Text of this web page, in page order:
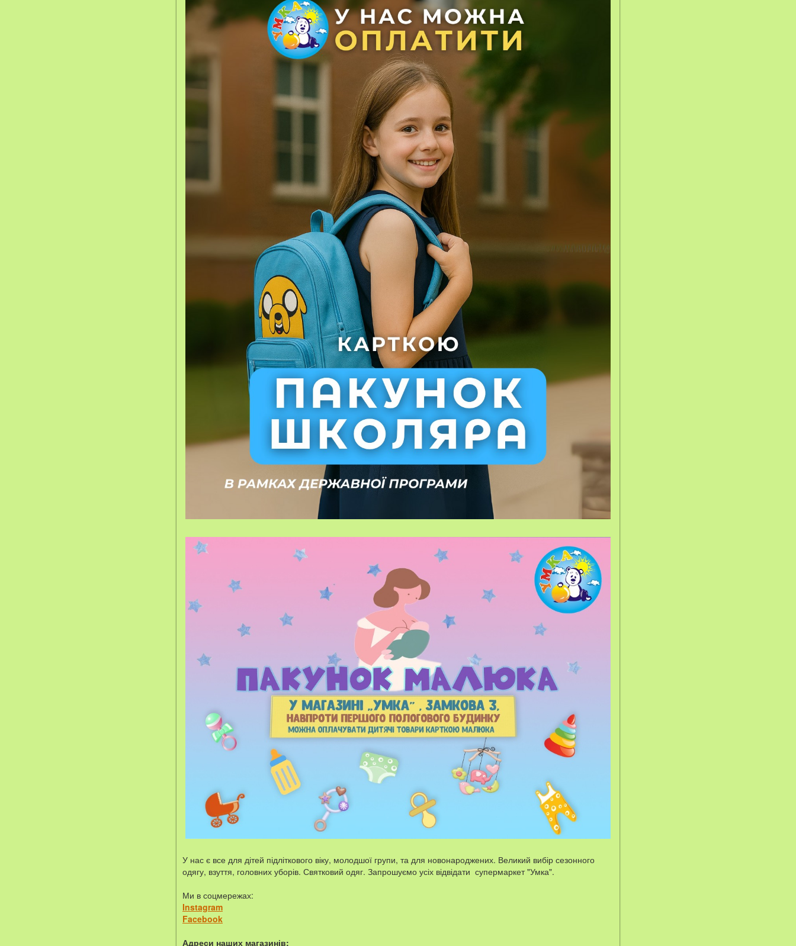
У нас є все для дітей підліткового віку, молодшої групи, та для новонароджених. Великий вибір сезонного
одягу, взуття, головних уборів. Святковий одяг. Запрошуємо усіх відвідати супермаркет "Умка".
Ми в соцмережах:
Instagram
Facebook
Адреси наших магазинів: